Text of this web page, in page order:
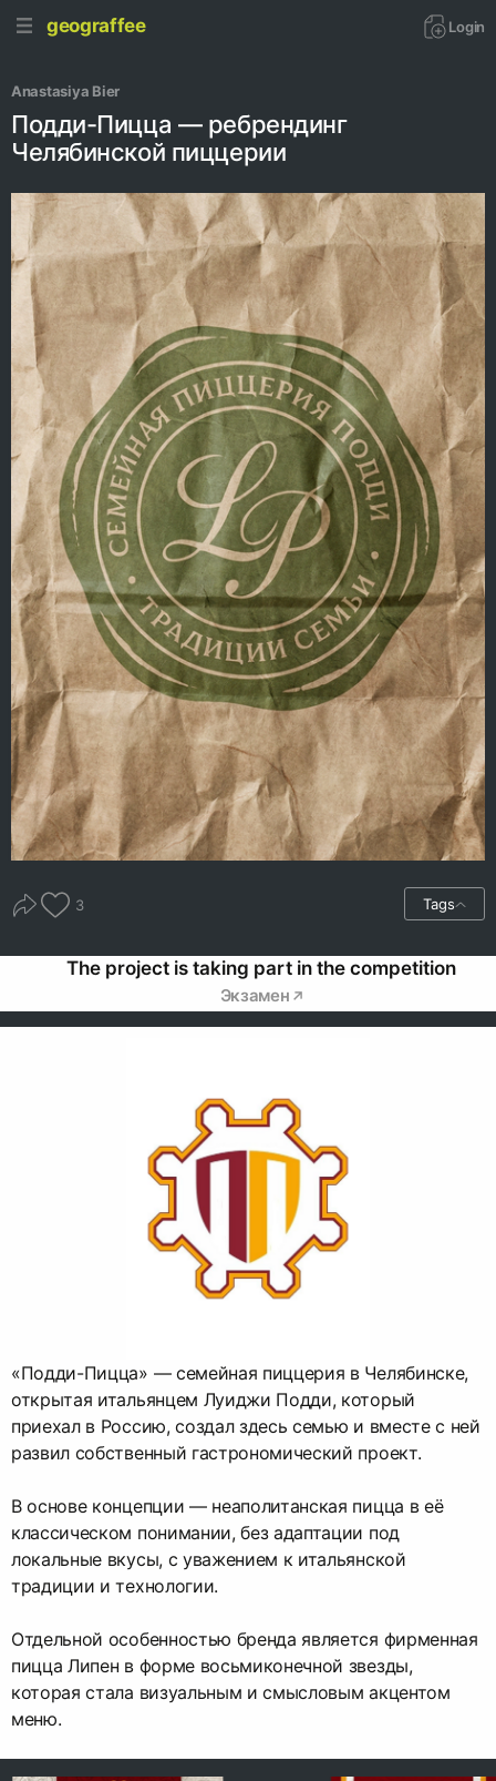
geograffee Login
Anastasiya Bier
Подди-Пицца — ребрендинг
Челябинской пиццерии
3 Tags
The project is taking part in the competition
Экзамен
«Подди-Пицца» — семейная пиццерия в Челябинске,
открытая итальянцем Луиджи Подди, который
приехал в Россию, создал здесь семью и вместе с ней
развил собственный гастрономический проект.
В основе концепции — неаполитанская пицца в её
классическом понимании, без адаптации под
локальные вкусы, с уважением к итальянской
традиции и технологии.
Отдельной особенностью бренда является фирменная
пицца Липен в форме восьмиконечной звезды,
которая стала визуальным и смысловым акцентом
меню.